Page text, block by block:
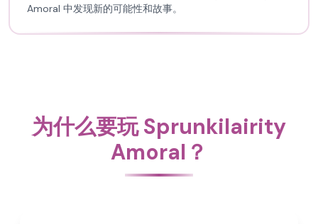
Amoral 中发现新的可能性和故事。
为什么要玩 Sprunkilairity
Amoral？